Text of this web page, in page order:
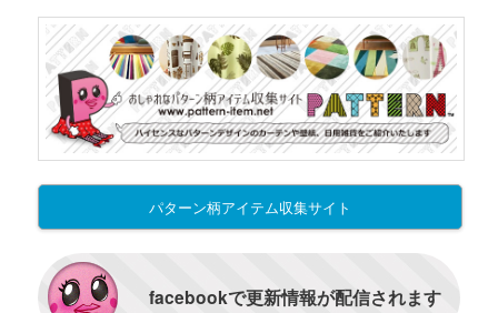
パターン柄アイテム収集サイト
facebookで更新情報が配信されます